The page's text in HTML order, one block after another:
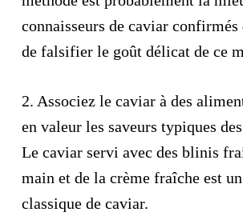
connaisseurs de caviar
de falsifier le goût délicat de ce
2. Associez le caviar à des
en valeur les saveurs typiques
Le caviar servi avec des blinis
main et de la crème fraîche est
classique de caviar.